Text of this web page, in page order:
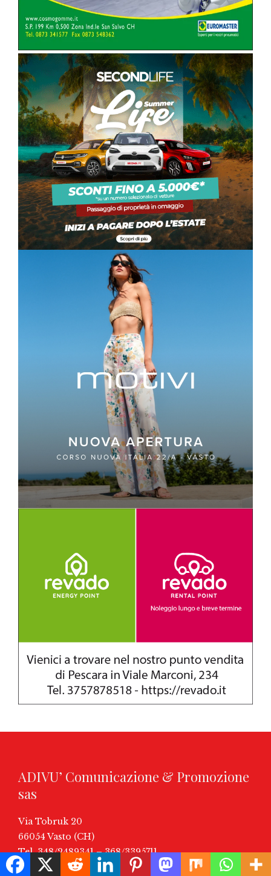
ADIVU’ Comunicazione & Promozione
sas
Via Tobruk 20
66054 Vasto (CH)
Tel. 348/2489341 – 368/3395711
email:info@ilnuovoonline.it